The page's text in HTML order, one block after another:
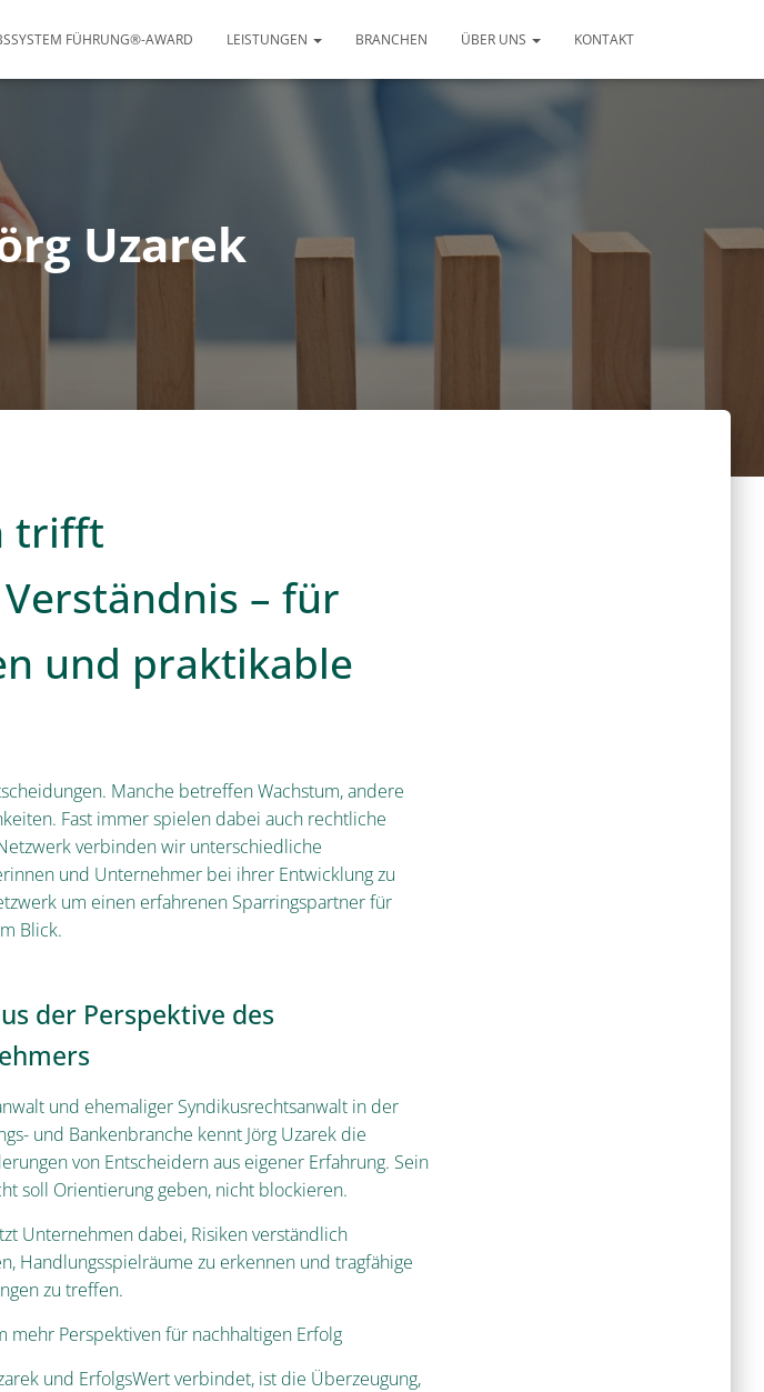
FÜHRUNG®-AWARD LEISTUNGEN BRANCHEN ÜBER UNS KONTAKT
Uzarek
trifft
– für
und praktikable
Manche betreffen Wachstum, andere
Fast immer spielen dabei auch rechtliche
verbinden wir unterschiedliche
und Unternehmer bei ihrer Entwicklung zu
um einen erfahrenen Sparringspartner für
Blick.
der Perspektive des
und ehemaliger Syndikusrechtsanwalt in der
und Bankenbranche kennt Jörg Uzarek die
von Entscheidern aus eigener Erfahrung. Sein
soll Orientierung geben, nicht blockieren.
Unternehmen dabei, Risiken verständlich
Handlungsspielräume zu erkennen und tragfähige
zu treffen.
mehr Perspektiven für nachhaltigen Erfolg
und ErfolgsWert verbindet, ist die Überzeugung,